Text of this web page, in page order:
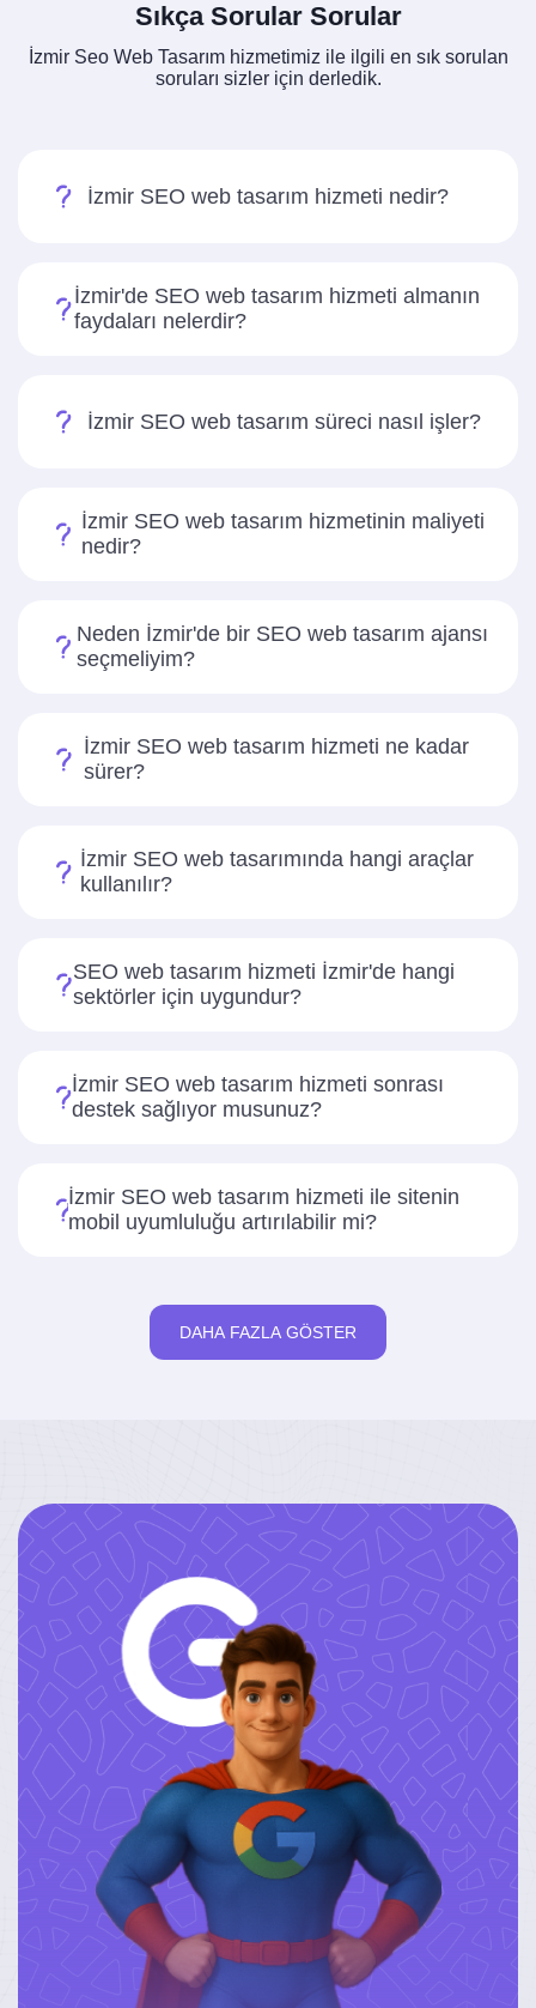
Sıkça Sorular Sorular
İzmir Seo Web Tasarım hizmetimiz ile ilgili en sık sorulan
soruları sizler için derledik.
İzmir SEO web tasarım hizmeti nedir?
İzmir'de SEO web tasarım hizmeti almanın
faydaları nelerdir?
İzmir SEO web tasarım süreci nasıl işler?
İzmir SEO web tasarım hizmetinin maliyeti
nedir?
Neden İzmir'de bir SEO web tasarım ajansı
seçmeliyim?
İzmir SEO web tasarım hizmeti ne kadar
sürer?
İzmir SEO web tasarımında hangi araçlar
kullanılır?
SEO web tasarım hizmeti İzmir'de hangi
sektörler için uygundur?
İzmir SEO web tasarım hizmeti sonrası
destek sağlıyor musunuz?
İzmir SEO web tasarım hizmeti ile sitenin
mobil uyumluluğu artırılabilir mi?
DAHA FAZLA GÖSTER